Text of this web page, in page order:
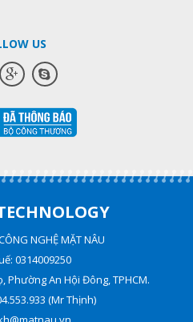
US
NGHỆ MẶT NÂU
0314009250
Phường An Hội Đông, TPHCM.
(Mr Thịnh)